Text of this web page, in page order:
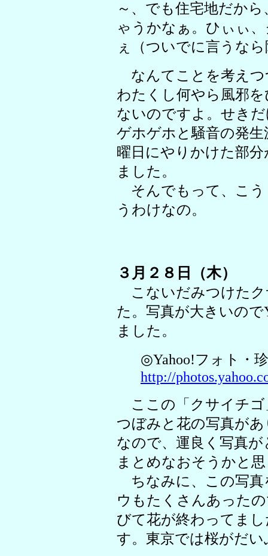
～、でも住宅地だか
ゃうかなぁ。ひぃぃ
ぇ（ついでに言うな
なんてことを考えつ
わたくし何やら風邪
ないのですよ。せき
ゲホゲホと騒音の発
曜日にやりかけた部
ました。
そんでもって、こう
うわけなの。
３月２８日（木）
こないだみつけたク
た。写真が大きいの
ました。
◎Yahoo!フォト・
http://
ここの「クサイチゴ
つぼみと花の写真が
なので、運良く写真
まとめなおそうかと
ちなみに、この写真
ウもたくさんあった
びて花が終わってま
す。東京では桜がだ